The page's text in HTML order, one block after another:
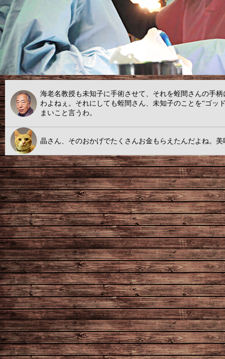
海老名教授も未知子に手術させて、それを蛭間さんの手
わよねぇ。それにしても蛭間さん、未知子のことを“ゴッ
まいこと言うわ。
晶さん、そのおかげでたくさんお金もらえたんだよね。